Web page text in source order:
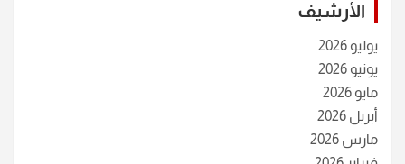
الأرشيف
يوليو 2026
يونيو 2026
مايو 2026
أبريل 2026
مارس 2026